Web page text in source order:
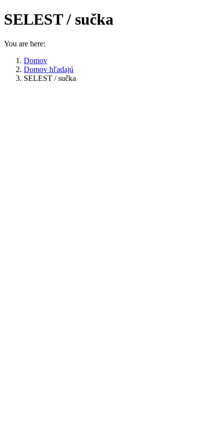
SELEST / sučka
You are here:
Domov
Domov hľadajú
SELEST / sučka